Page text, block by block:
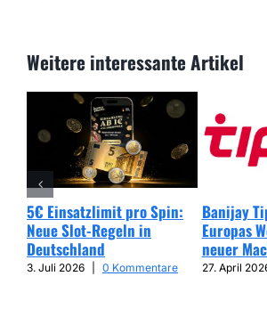
Weitere interessante Artikel
5€ Einsatzlimit pro Spin:
Neue Slot-Regeln in
Deutschland
3. Juli 2026 0 Kommentare
Banijay
Europas
neuer
27. April